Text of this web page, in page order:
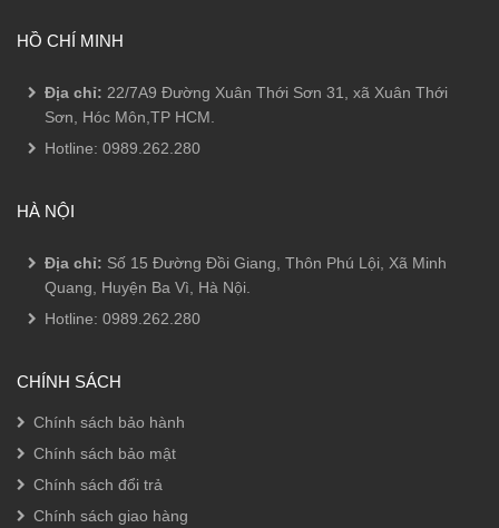
HỒ CHÍ MINH
Địa chỉ: 22/7A9 Đường Xuân Thới Sơn 31, xã Xuân Thới
Sơn, Hóc Môn,TP HCM.
Hotline: 0989.262.280
HÀ NỘI
Địa chỉ: Số 15 Đường Đồi Giang, Thôn Phú Lội, Xã Minh
Quang, Huyện Ba Vì, Hà Nội.
Hotline: 0989.262.280
CHÍNH SÁCH
Chính sách bảo hành
Chính sách bảo mật
Chính sách đổi trả
Chính sách giao hàng